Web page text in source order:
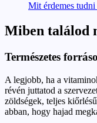
Mit érdemes
Miben találod
Természetes
A legjobb, ha a
révén juttatod a
zöldségek, teljes
abban, hogy hajad